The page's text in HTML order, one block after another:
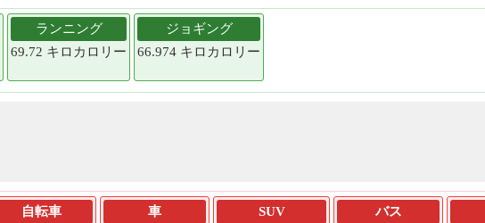
ランニング
69.72 キロカロリー
ジョギング
66.974 キロカロリー
自転車
車
SUV
バス